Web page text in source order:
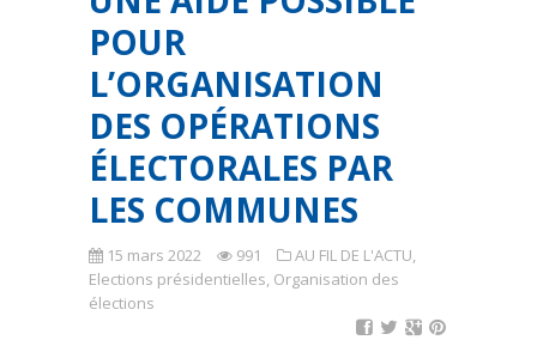
POUR
L’ORGANISATION
DES OPÉRATIONS
ÉLECTORALES PAR
LES COMMUNES
15 mars 2022 991 AU FIL DE L'ACTU,
Elections présidentielles, Organisation des
élections